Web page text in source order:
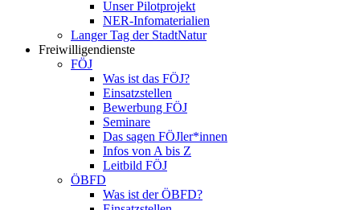
Unser Pilotprojekt
NER-Infomaterialien
Langer Tag der StadtNatur
Freiwilligendienste
FÖJ
Was ist das FÖJ?
Einsatzstellen
Bewerbung FÖJ
Seminare
Das sagen FÖJler*innen
Infos von A bis Z
Leitbild FÖJ
ÖBFD
Was ist der ÖBFD?